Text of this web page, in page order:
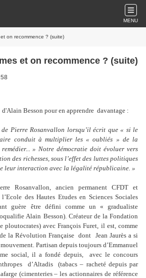
MENU
on recommence ? (suite)
et on recommence ? (suite)
Besson pour en apprendre davantage :
Pierre Rosanvallon lorsqu’il écrit que « si le
conduit à multiplier les « oubliés » de la
» Notre démocratie doit évoluer vers
des richesses, sous l’effet des luttes politiques
leur interaction avec la légalité républicaine. »
Rosanvallon, ancien permanent CFDT et
des Hautes Etudes en Sciences Sociales
guère être défini comme un « gradualiste
Alain Besson). Créateur de la Fondation
ploutocrates) avec François Furet, il est, comme
la Révolution Française dont Jean Jaurès a si
Partisan depuis toujours d’Emmanuel
social, il a fondé depuis, avec le concours
d’Altadis (tabacs – racheté depuis par
(cimenteries – les actionnaires de référence